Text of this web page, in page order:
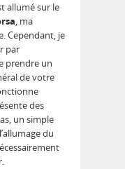
allumé sur le
, ma
Cependant, je
par
prendre un
de votre
des
un simple
du